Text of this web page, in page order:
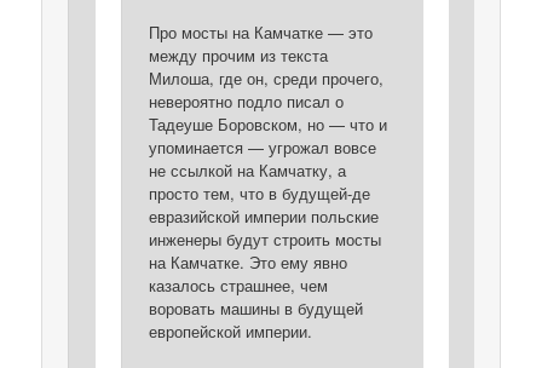
Про мосты на Камчатке — это
между прочим из текста
Милоша, где он, среди прочего,
невероятно подло писал о
Тадеуше Боровском, но — что и
упоминается — угрожал вовсе
не ссылкой на Камчатку, а
просто тем, что в будущей-де
евразийской империи польские
инженеры будут строить мосты
на Камчатке. Это ему явно
казалось страшнее, чем
воровать машины в будущей
европейской империи.